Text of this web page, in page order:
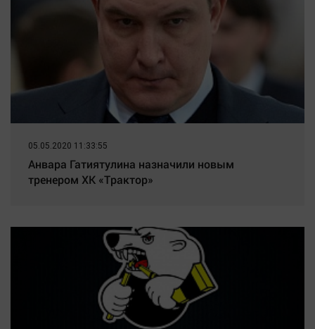
05.05.2020 11:33:55
Анвара Гатиятулина назначили новым
тренером ХК «Трактор»